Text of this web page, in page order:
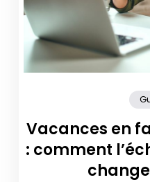
Vacances en
: comment